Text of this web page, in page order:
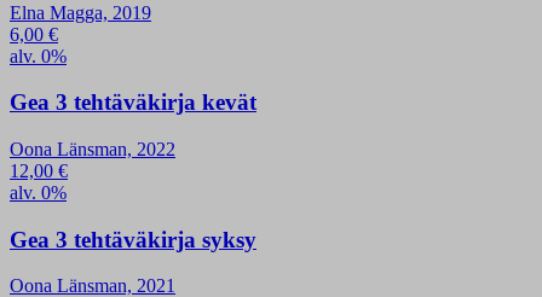
Elna Magga, 2019
6,00 €
alv. 0%
Gea 3 tehtäväkirja kevät
Oona Länsman, 2022
12,00 €
alv. 0%
Gea 3 tehtäväkirja syksy
Oona Länsman, 2021